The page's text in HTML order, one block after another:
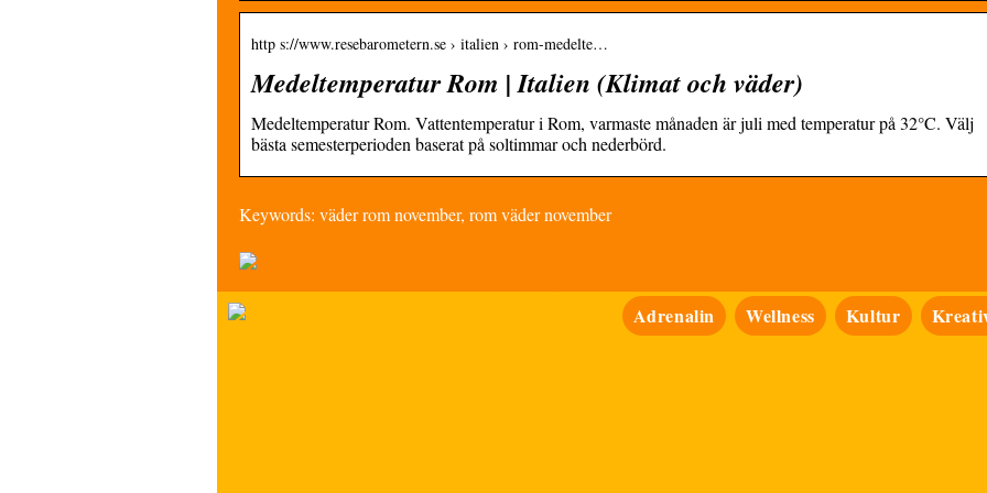
http s://www.resebarometern.se › italien › rom-medelte…
Medeltemperatur Rom | Italien (Klimat och väder)
Medeltemperatur Rom. Vattentemperatur i Rom, varmaste månaden är juli med temperatur på 32°C. Välj
bästa semesterperioden baserat på soltimmar och nederbörd.
Keywords: väder rom november, rom väder november
Adrenalin Wellness Kultur